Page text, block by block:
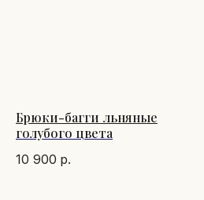
Брюки-багги льняные
голубого цвета
10 900 р.